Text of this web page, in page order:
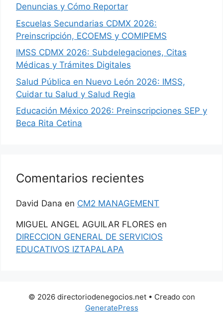
Denuncias y Cómo Reportar
Escuelas Secundarias CDMX 2026:
Preinscripción, ECOEMS y COMIPEMS
IMSS CDMX 2026: Subdelegaciones, Citas
Médicas y Trámites Digitales
Salud Pública en Nuevo León 2026: IMSS,
Cuidar tu Salud y Salud Regia
Educación México 2026: Preinscripciones SEP y
Beca Rita Cetina
Comentarios recientes
David Dana en CM2 MANAGEMENT
MIGUEL ANGEL AGUILAR FLORES en
DIRECCION GENERAL DE SERVICIOS
EDUCATIVOS IZTAPALAPA
© 2026 directoriodenegocios.net• Creado con
GeneratePress